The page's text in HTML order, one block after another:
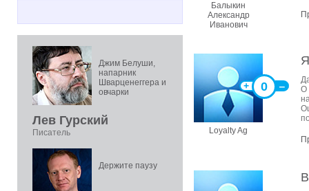
Балыкин
Александр
Иванович
Loyalty Ag
0
+ ‒
О
Джим Белуши,
напарник
Шварценеггера и
овчарки
Лев Гурский
Писатель
Держите паузу